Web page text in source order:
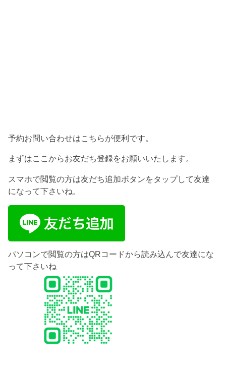
予約お問い合わせはこちらが便利です。
まずはここからお友だち登録をお願いいたします。
スマホで閲覧の方は友だち追加ボタンをタップして友達
になって下さいね。
パソコンで閲覧の方はQRコードから読み込んで友達にな
って下さいね